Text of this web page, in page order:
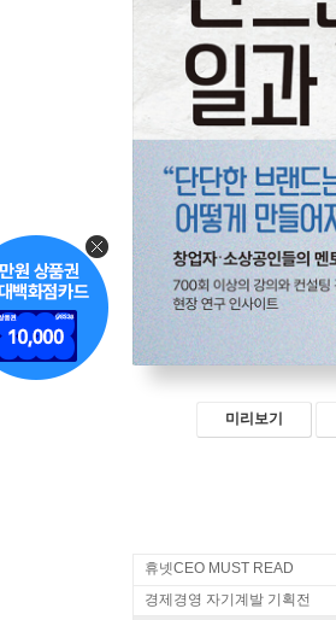
미리보기
휴넷CEO MUST READ
경제경영 자기계발 기획전